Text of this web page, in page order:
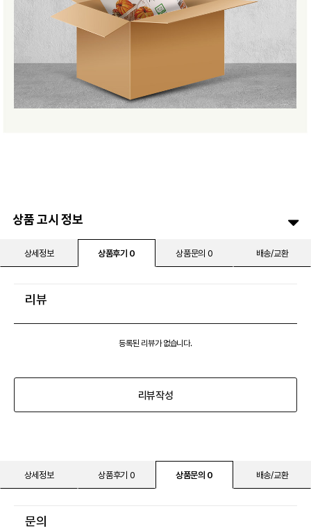
상품 고시 정보
상세정보 상품후기 0 상품문의 0 배송/교환
리뷰
등록된 리뷰가 없습니다.
리뷰작성
상세정보 상품후기 0 상품문의 0 배송/교환
문의